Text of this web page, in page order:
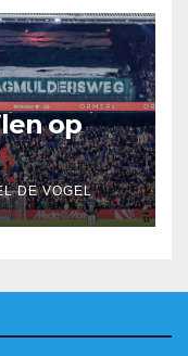
op
DE VOGEL